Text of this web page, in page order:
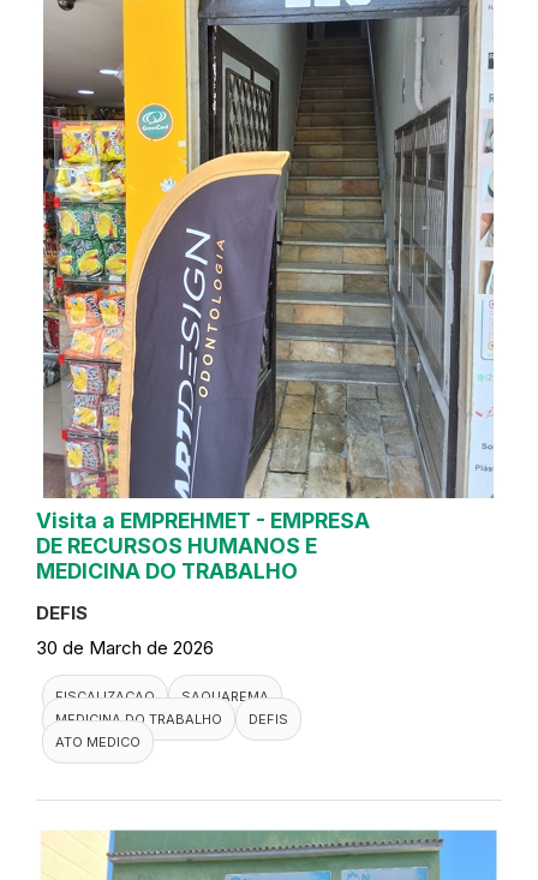
Visita a EMPREHMET - EMPRESA
DE RECURSOS HUMANOS E
MEDICINA DO TRABALHO
DEFIS
30 de March de 2026
FISCALIZACAO
SAQUAREMA
MEDICINA DO TRABALHO
DEFIS
ATO MEDICO